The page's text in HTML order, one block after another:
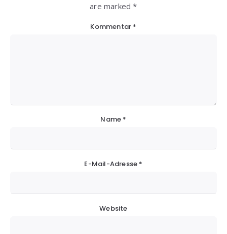
are marked *
Kommentar *
Name *
E-Mail-Adresse *
Website